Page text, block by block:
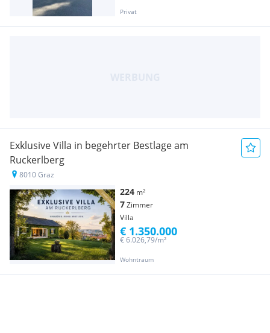
Privat
Exklusive Villa in begehrter Bestlage am
Ruckerlberg
8010 Graz
224 m²
7Zimmer
Villa
Wohntraum
€ 6.026,79/m²
€ 1.350.000